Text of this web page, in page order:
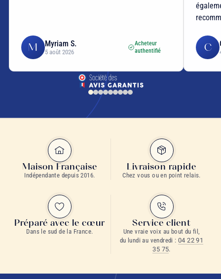
M Myriam S.
5 août 2026
Acheteur
authentifié
C
Maison Française
Indépendante depuis 2016.
Livraison rapide
Chez vous ou en point relais.
Préparé avec le cœur
Dans le sud de la France.
Service client
Une vraie voix au bout du fil,
du lundi au vendredi :04 22 91
35 75.